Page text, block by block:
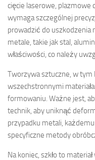
cięcie laserowe, plazmowe
wymaga szczególnej
prowadzić do uszkodzenia
metale, takie jak stal,
właściwości, co należy
Tworzywa sztuczne, w tym
wszechstronnymi
formowaniu. Ważne jest,
technik, aby uniknąć
przypadku metali,
specyficzne metody
Na koniec, szkło to